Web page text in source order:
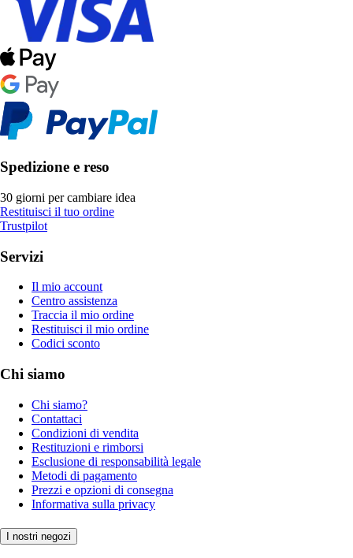
Spedizione e reso
30 giorni per cambiare idea
Restituisci il tuo ordine
Trustpilot
Servizi
Il mio account
Centro assistenza
Traccia il mio ordine
Restituisci il mio ordine
Codici sconto
Chi siamo
Chi siamo?
Contattaci
Condizioni di vendita
Restituzioni e rimborsi
Esclusione di responsabilità legale
Metodi di pagamento
Prezzi e opzioni di consegna
Informativa sulla privacy
I nostri negozi